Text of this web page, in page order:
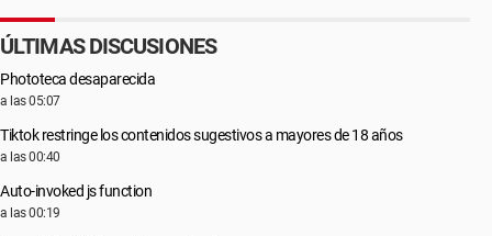
ÚLTIMAS DISCUSIONES
Phototeca desaparecida
a las 05:07
Tiktok restringe los contenidos sugestivos a mayores de 18 años
a las 00:40
Auto-invoked js function
a las 00:19